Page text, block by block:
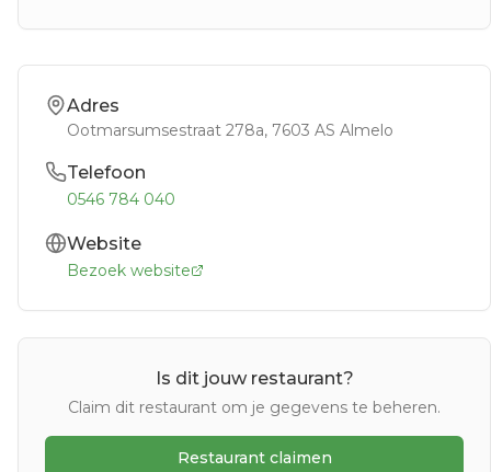
Adres
Ootmarsumsestraat 278a, 7603 AS Almelo
Telefoon
0546 784 040
Website
Bezoek website
Is dit jouw restaurant?
Claim dit restaurant om je gegevens te beheren.
Restaurant claimen